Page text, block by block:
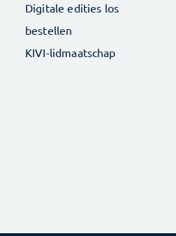
Digitale edities los
bestellen
KIVI-lidmaatschap